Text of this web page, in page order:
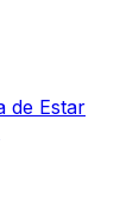
de Estar